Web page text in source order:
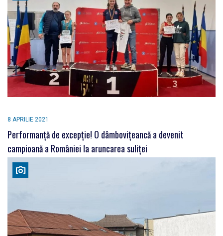
8 APRILIE 2021
Performanță de excepție! O dâmbovițeancă a devenit
campioană a României la aruncarea suliței